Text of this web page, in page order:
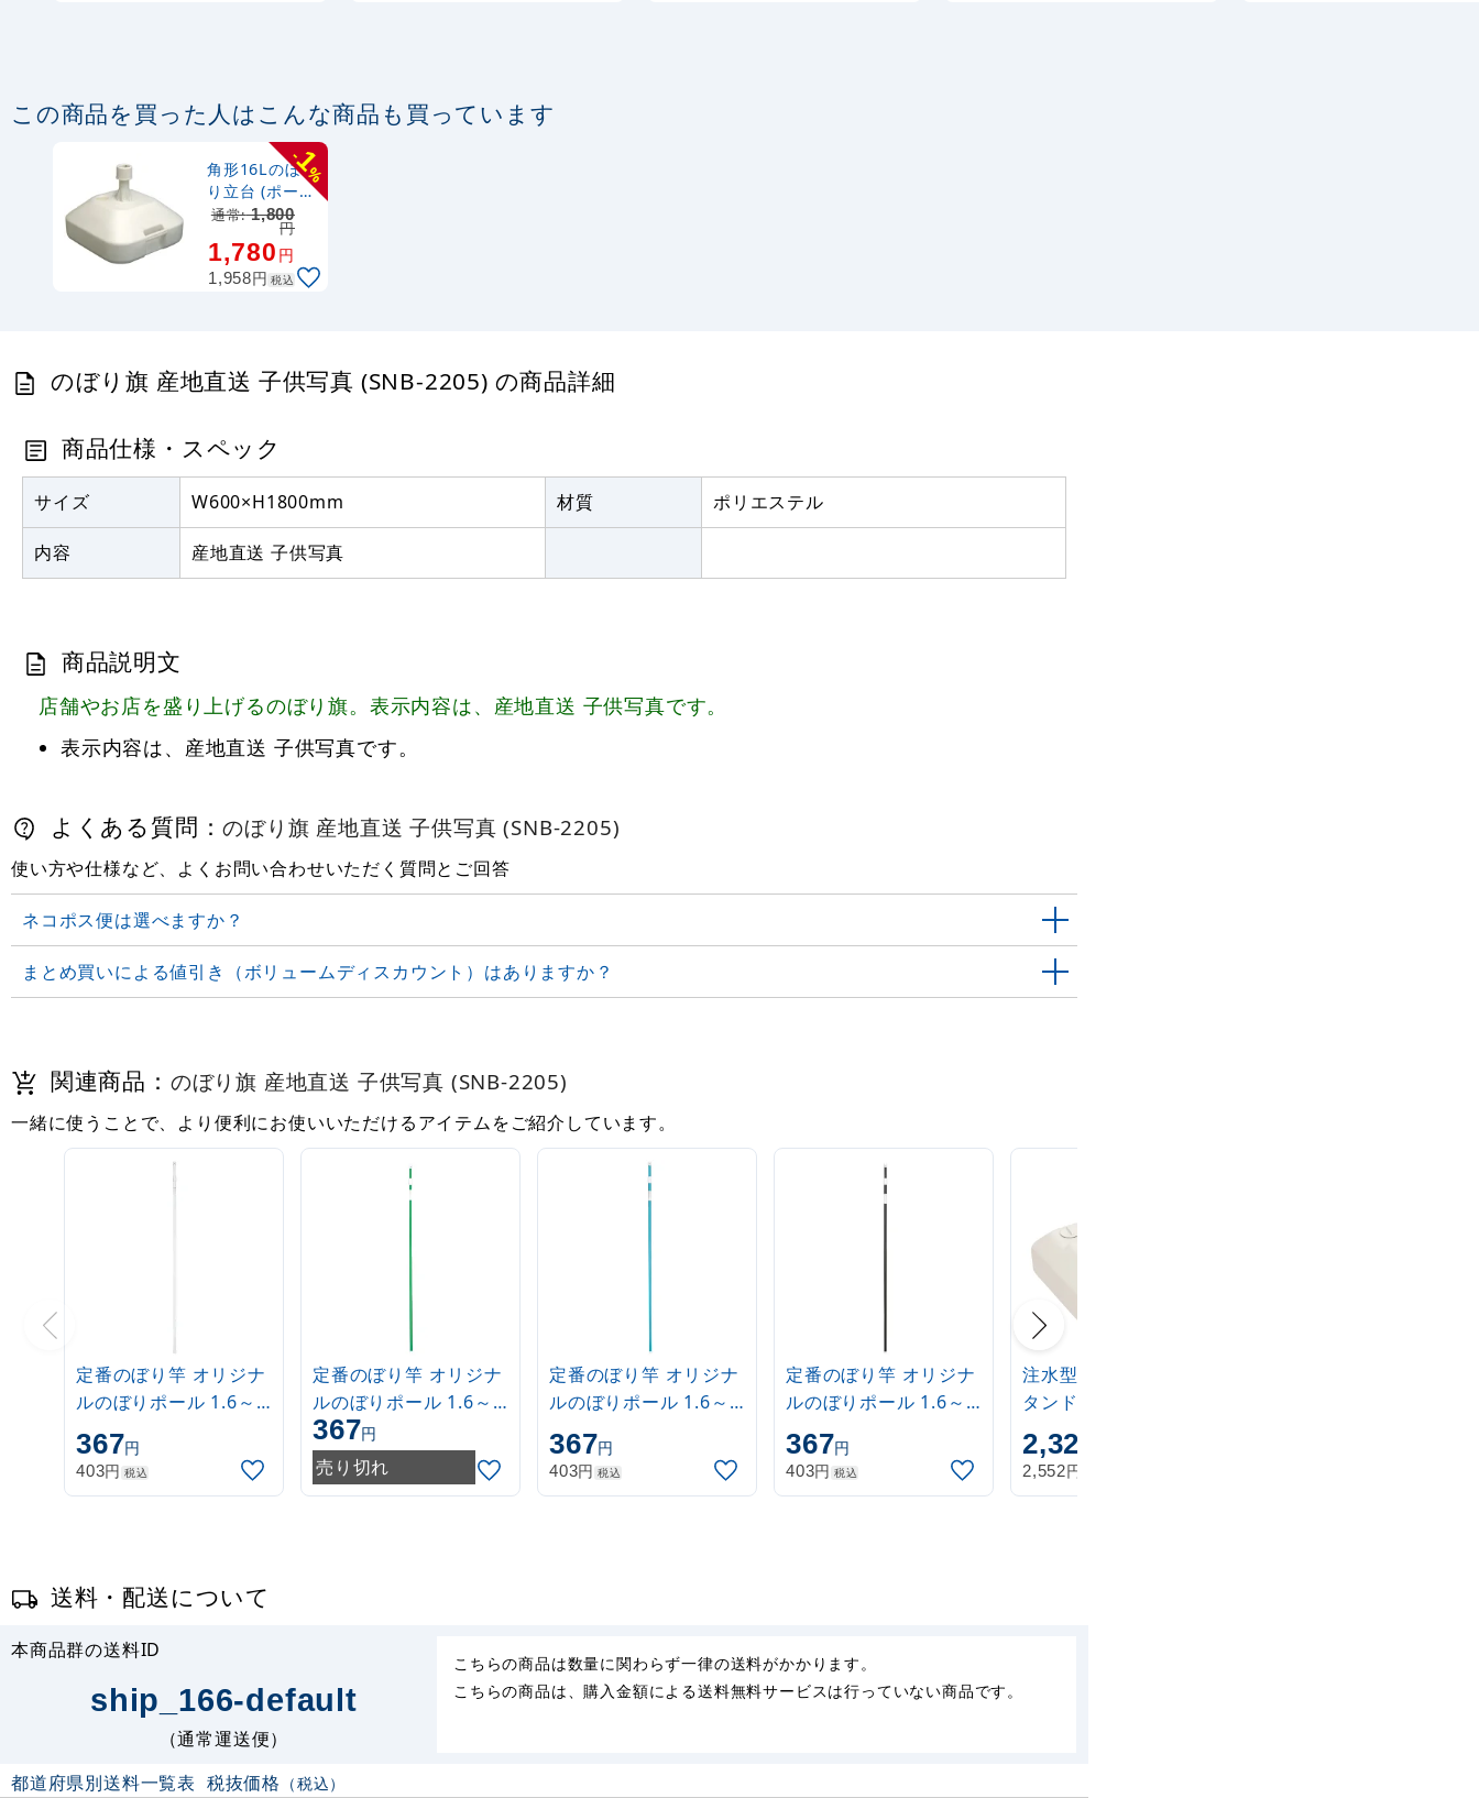
この商品を買った人はこんな商品も買っています
-
1
%
角形16Lのぼ
り立台 (ポール
台) (589)
通常:1,800
円
1,780円
1,958円 税込
のぼり旗 産地直送 子供写真 (SNB-2205) の商品詳細
商品仕様・スペック
サイズ W600×H1800mm 材質 ポリエステル
内容 産地直送 子供写真
商品説明文
店舗やお店を盛り上げるのぼり旗。表示内容は、産地直送 子供写真です。
表示内容は、産地直送 子供写真です。
よくある質問：のぼり旗 産地直送 子供写真 (SNB-2205)
使い方や仕様など、よくお問い合わせいただく質問とご回答
ネコポス便は選べますか？
まとめ買いによる値引き（ボリュームディスカウント）はありますか？
関連商品： のぼり旗 産地直送 子供写真 (SNB-2205)
一緒に使うことで、より便利にお使いいただけるアイテムをご紹介しています。
定番のぼり竿 オリジナ
ルのぼりポール 1.6～
3m 伸縮式 白
(30537***)
367円
403円 税込
定番のぼり竿 オリジナ
ルのぼりポール 1.6～
3m 伸縮式 緑
(30537GRN)
367円
売り切れ
定番のぼり竿 オリジナ
ルのぼりポール 1.6～
3m 伸縮式 水色
(30537SBL)
367円
403円 税込
定番のぼり竿 オリジナ
ルのぼりポール 1.6～
3m 伸縮式 黒
(30537BLK)
367円
403円 税込
注水型マルチのぼりス
タンド 20L
2,320
2,552円
送料・配送について
本商品群の送料ID
ship_166-default
（通常運送便）
こちらの商品は数量に関わらず一律の送料がかかります。
こちらの商品は、購入金額による送料無料サービスは行っていない商品です。
都道府県別送料一覧表 税抜価格 （税込）